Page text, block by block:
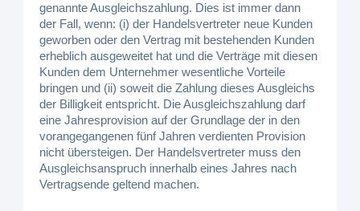
genannte Ausgleichszahlung. Dies ist immer dann
der Fall, wenn: (i) der Handelsvertreter neue Kunden
geworben oder den Vertrag mit bestehenden Kunden
erheblich ausgeweitet hat und die Verträge mit diesen
Kunden dem Unternehmer wesentliche Vorteile
bringen und (ii) soweit die Zahlung dieses Ausgleichs
der Billigkeit entspricht. Die Ausgleichszahlung darf
eine Jahresprovision auf der Grundlage der in den
vorangegangenen fünf Jahren verdienten Provision
nicht übersteigen. Der Handelsvertreter muss den
Ausgleichsanspruch innerhalb eines Jahres nach
Vertragsende geltend machen.